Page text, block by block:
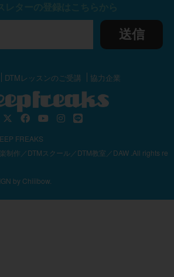
送信
DTMレッスンのご受講 協力企業
FREAKS
制作／DTMスクール／DTM教室／DAW .All rights re
by Chiiibow.